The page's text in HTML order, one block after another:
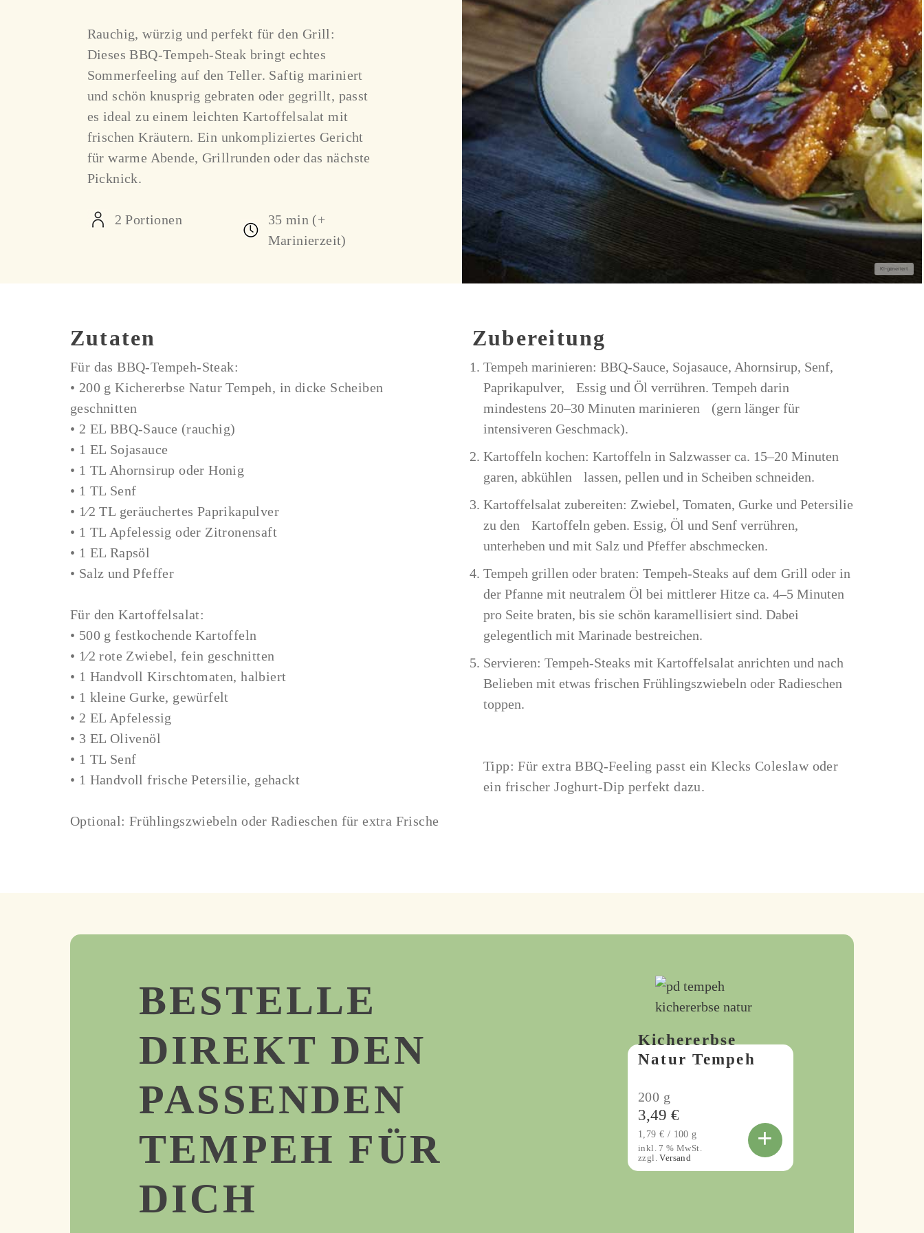
Rauchig, würzig und perfekt für den Grill:
Dieses BBQ-Tempeh-Steak bringt echtes
Sommerfeeling auf den Teller. Saftig mariniert
und schön knusprig gebraten oder gegrillt, passt
es ideal zu einem leichten Kartoffelsalat mit
frischen Kräutern. Ein unkompliziertes Gericht
für warme Abende, Grillrunden oder das nächste
Picknick.
2 Portionen
35 min (+
Marinierzeit)
Zutaten
Für das BBQ-Tempeh-Steak:
• 200 g Kichererbse Natur Tempeh, in dicke Scheiben
geschnitten
• 2 EL BBQ-Sauce (rauchig)
• 1 EL Sojasauce
• 1 TL Ahornsirup oder Honig
• 1 TL Senf
• 1⁄2 TL geräuchertes Paprikapulver
• 1 TL Apfelessig oder Zitronensaft
• 1 EL Rapsöl
• Salz und Pfeffer
Für den Kartoffelsalat:
• 500 g festkochende Kartoffeln
• 1⁄2 rote Zwiebel, fein geschnitten
• 1 Handvoll Kirschtomaten, halbiert
• 1 kleine Gurke, gewürfelt
• 2 EL Apfelessig
• 3 EL Olivenöl
• 1 TL Senf
• 1 Handvoll frische Petersilie, gehackt
Optional: Frühlingszwiebeln oder Radieschen für extra Frische
Zubereitung
Tempeh marinieren: BBQ-Sauce, Sojasauce, Ahornsirup, Senf,
Paprikapulver, Essig und Öl verrühren. Tempeh darin
mindestens 20–30 Minuten marinieren (gern länger für
intensiveren Geschmack).
Kartoffeln kochen: Kartoffeln in Salzwasser ca. 15–20 Minuten
garen, abkühlen lassen, pellen und in Scheiben schneiden.
Kartoffelsalat zubereiten: Zwiebel, Tomaten, Gurke und Petersilie
zu den Kartoffeln geben. Essig, Öl und Senf verrühren,
unterheben und mit Salz und Pfeffer abschmecken.
Tempeh grillen oder braten: Tempeh-Steaks auf dem Grill oder in
der Pfanne mit neutralem Öl bei mittlerer Hitze ca. 4–5 Minuten
pro Seite braten, bis sie schön karamellisiert sind. Dabei
gelegentlich mit Marinade bestreichen.
Servieren: Tempeh-Steaks mit Kartoffelsalat anrichten und nach
Belieben mit etwas frischen Frühlingszwiebeln oder Radieschen
toppen.
Tipp: Für extra BBQ-Feeling passt ein Klecks Coleslaw oder
ein frischer Joghurt-Dip perfekt dazu.
BESTELLE
DIREKT DEN
PASSENDEN
TEMPEH FÜR
DICH
Kichererbse
Natur Tempeh
200 g
3,49 €
1,79 € / 100 g
inkl. 7 % MwSt.
zzgl.Versand
+